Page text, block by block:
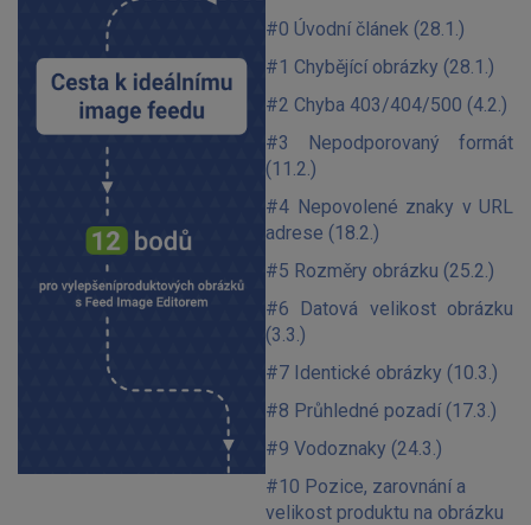
#0 Úvodní článek (28.1.)
#1 Chybějící obrázky (28.1.)
#2 Chyba 403/404/500 (4.2.)
#3 Nepodporovaný formát
(11.2.)
#4 Nepovolené znaky v URL
adrese (18.2.)
#5 Rozměry obrázku (25.2.)
#6 Datová velikost obrázku
(3.3.)
#7 Identické obrázky (10.3.)
#8 Průhledné pozadí (17.3.)
#9 Vodoznaky (24.3.)
#10 Pozice, zarovnání a
velikost produktu na obrázku